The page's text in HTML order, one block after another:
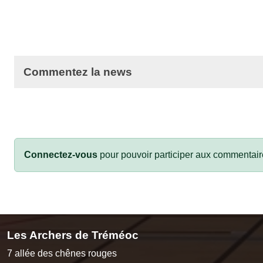
Commentez la news
Connectez-vous pour pouvoir participer aux
Les Archers de Tréméoc
7 allée des chênes rouges